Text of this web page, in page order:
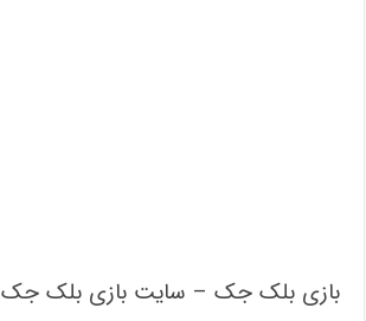
بازی بلک جک – سایت بازی بلک جک